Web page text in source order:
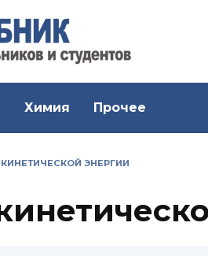
Химия Прочее
ЭНЕРГИИ